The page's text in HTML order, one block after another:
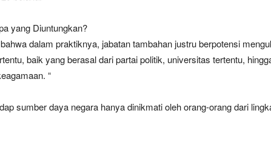
yang Diuntungkan?
dalam praktiknya, jabatan tambahan justru berpotensi
baik yang berasal dari partai politik, universitas tertentu,
“
sumber daya negara hanya dinikmati oleh orang-orang dari